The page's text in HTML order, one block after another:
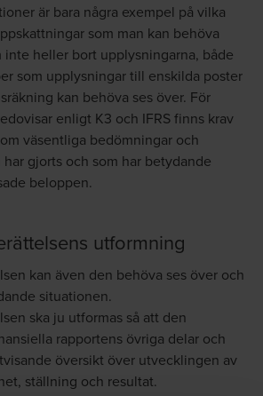
är bara några exempel på vilka
som man kan behöva
heller bort upplysningarna, både
som upplysningar till enskilda poster
kan behöva ses över. För
enligt K3 och IFRS finns krav
väsentliga bedömningar och
gjorts och som har betydande
beloppen.
utformning
kan även den behöva ses över och
situationen.
ska ju utformas så att den
rapportens övriga delar och
översikt över utvecklingen av
ställning och resultat.